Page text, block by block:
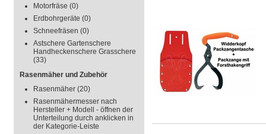
Motorfräse (0)
Erdbohrgeräte (0)
Schneefräsen (0)
Astschere Gartenschere
Handheckenschere Grasschere
(33)
Rasenmäher und Zubehör
Rasenmäher (20)
Rasenmähermesser nach
Hersteller + Modell - öffnen der
Unterteilung durch anklicken in
der Kategorie-Leiste